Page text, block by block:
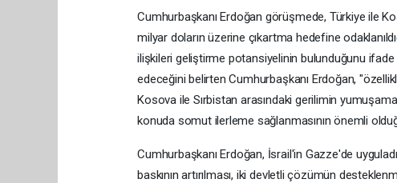
Cumhurbaşkanı Erdoğan görüşmede, Türkiye ile
milyar doların üzerine çıkartma hedefine
ilişkileri geliştirme potansiyelinin bulunduğunu
edeceğini belirten Cumhurbaşkanı Erdoğan,
Kosova ile Sırbistan arasındaki gerilimin
konuda somut ilerleme sağlanmasının önemli
Cumhurbaşkanı Erdoğan, İsrail'in Gazze'de
baskının artırılması, iki devletli çözümün